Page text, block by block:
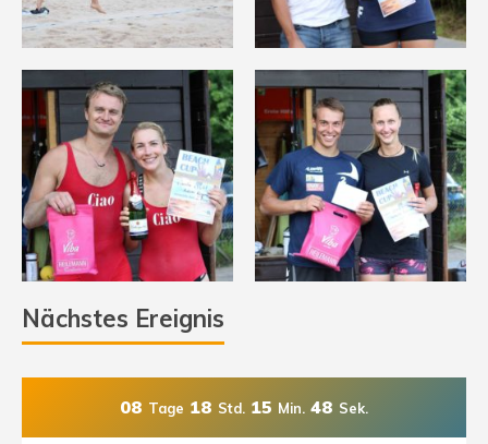
Nächstes Ereignis
08 Tage 18 Std. 15 Min. 46 Sek.